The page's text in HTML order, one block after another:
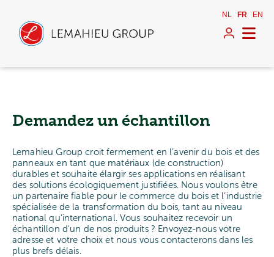
NL FR EN
Demandez un échantillon
Lemahieu Group croit fermement en l’avenir du bois et des
panneaux en tant que matériaux (de construction)
durables et souhaite élargir ses applications en réalisant
des solutions écologiquement justifiées. Nous voulons être
un partenaire fiable pour le commerce du bois et l’industrie
spécialisée de la transformation du bois, tant au niveau
national qu’international. Vous souhaitez recevoir un
échantillon d'un de nos produits ? Envoyez-nous votre
adresse et votre choix et nous vous contacterons dans les
plus brefs délais.